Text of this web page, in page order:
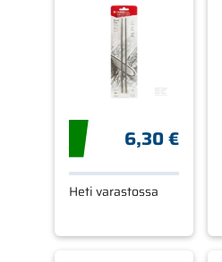
6,30 €
Heti varastossa